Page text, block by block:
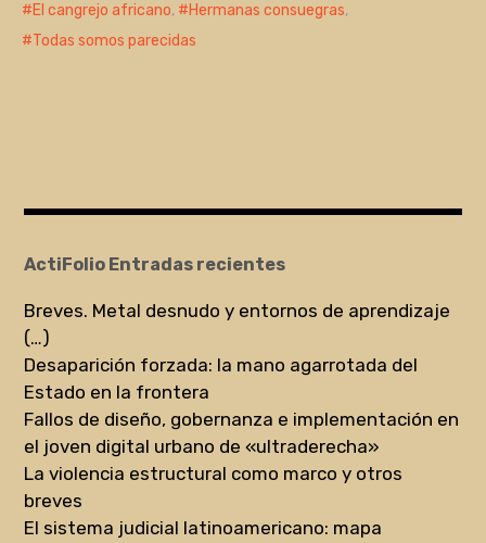
El cangrejo africano, Hermanas consuegras,
Todas somos parecidas
ActiFolio Entradas recientes
Breves. Metal desnudo y entornos de aprendizaje
(…)
Desaparición forzada: la mano agarrotada del
Estado en la frontera
Fallos de diseño, gobernanza e implementación en
el joven digital urbano de «ultraderecha»
La violencia estructural como marco y otros
breves
El sistema judicial latinoamericano: mapa